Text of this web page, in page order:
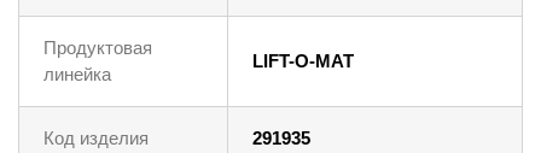
Продуктовая
линейка
LIFT-O-MAT
Код изделия 291935